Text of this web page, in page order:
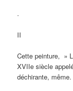
.
II
Cette peinture, »
XVIIe siècle
déchirante, même.